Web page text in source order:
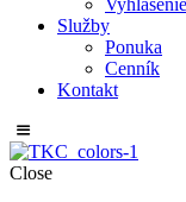
Služby
Ponuka
Cenník
Kontakt
Close